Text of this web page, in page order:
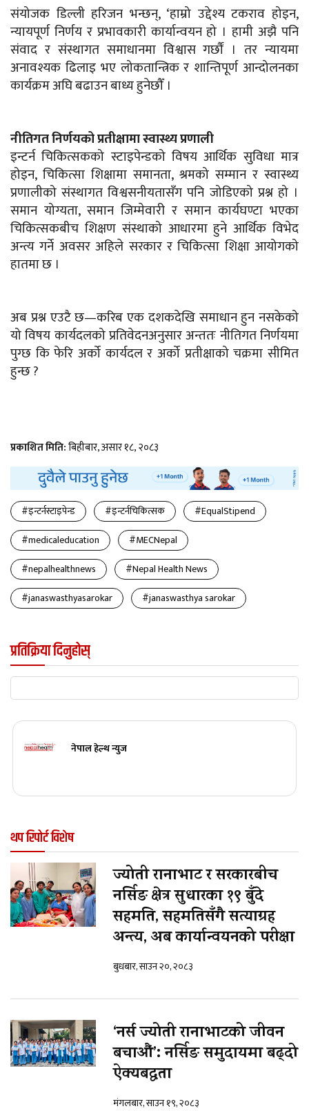
संयोजक डिल्ली हरिजन भन्छन्, ‘हाम्रो उद्देश्य टकराव होइन,
न्यायपूर्ण निर्णय र प्रभावकारी कार्यान्वयन हो । हामी अझै पनि
संवाद र संस्थागत समाधानमा विश्वास गर्छौं । तर न्यायमा
अनावश्यक ढिलाइ भए लोकतान्त्रिक र शान्तिपूर्ण आन्दोलनका
कार्यक्रम अघि बढाउन बाध्य हुनेछौँ ।
नीतिगत निर्णयको प्रतीक्षामा स्वास्थ्य प्रणाली
इन्टर्न चिकित्सकको स्टाइपेन्डको विषय आर्थिक सुविधा मात्र
होइन, चिकित्सा शिक्षामा समानता, श्रमको सम्मान र स्वास्थ्य
प्रणालीको संस्थागत विश्वसनीयतासँग पनि जोडिएको प्रश्न हो ।
समान योग्यता, समान जिम्मेवारी र समान कार्यघण्टा भएका
चिकित्सकबीच शिक्षण संस्थाको आधारमा हुने आर्थिक विभेद
अन्त्य गर्ने अवसर अहिले सरकार र चिकित्सा शिक्षा आयोगको
हातमा छ ।
अब प्रश्न एउटै छ—करिब एक दशकदेखि समाधान हुन नसकेको
यो विषय कार्यदलको प्रतिवेदनअनुसार अन्ततः नीतिगत निर्णयमा
पुग्छ कि फेरि अर्को कार्यदल र अर्को प्रतीक्षाको चक्रमा सीमित
हुन्छ ?
प्रकाशित मिति:बिहीबार, असार १८, २०८३
#इन्टर्नस्टाइपेन्ड #इन्टर्नचिकित्सक
#EqualStipend
#medicaleducation
#MECNepal
#nepalhealthnews
#Nepal Health News
#janaswasthyasarokar
#janaswasthya sarokar
प्रतिक्रिया दिनुहोस्
नेपाल हेल्थ न्युज
थप रिपोर्ट विशेष
ज्योती रानाभाट र सरकारबीच
नर्सिङ क्षेत्र सुधारका १९ बुँदे
सहमति, सहमतिसँगै सत्याग्रह
अन्त्य, अब कार्यान्वयनको परीक्षा
बुधबार, साउन २०, २०८३
‘नर्स ज्योती रानाभाटको जीवन
बचाऔं’: नर्सिङ समुदायमा बढ्दो
ऐक्यबद्धता
मंगलबार, साउन १९, २०८३